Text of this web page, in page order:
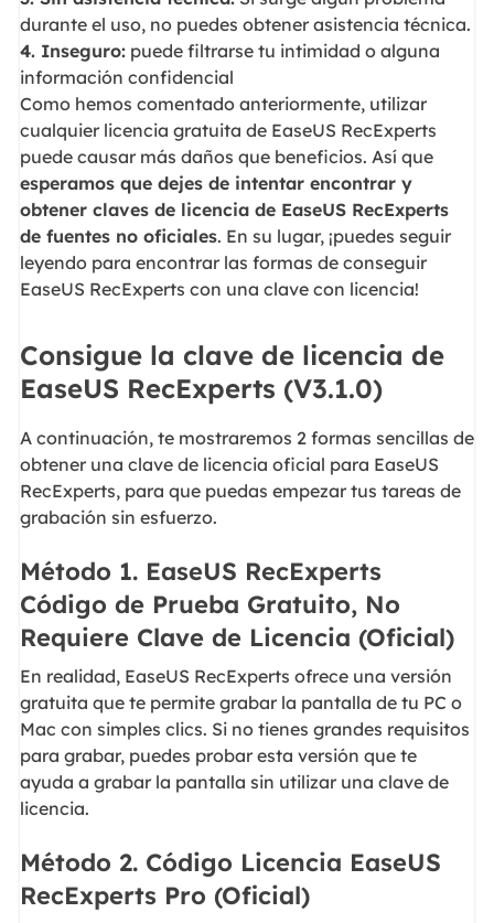
durante el uso, no puedes obtener asistencia técnica.
4. Inseguro:puede filtrarse tu intimidad o alguna
información confidencial
Como hemos comentado anteriormente, utilizar
cualquier licencia gratuita de EaseUS RecExperts
puede causar más daños que beneficios. Así que
esperamos que dejes de intentar encontrar y
obtener claves de licencia de EaseUS RecExperts
de fuentes no oficiales. En su lugar, ¡puedes seguir
leyendo para encontrar las formas de conseguir
EaseUS RecExperts con una clave con licencia!
Consigue la clave de licencia de
EaseUS RecExperts (V3.1.0)
A continuación, te mostraremos 2 formas sencillas de
obtener una clave de licencia oficial para EaseUS
RecExperts, para que puedas empezar tus tareas de
grabación sin esfuerzo.
Método 1. EaseUS RecExperts
Código de Prueba Gratuito, No
Requiere Clave de Licencia (Oficial)
En realidad, EaseUS RecExperts ofrece una versión
gratuita que te permite grabar la pantalla de tu PC o
Mac con simples clics. Si no tienes grandes requisitos
para grabar, puedes probar esta versión que te
ayuda a grabar la pantalla sin utilizar una clave de
licencia.
Método 2. Código Licencia EaseUS
RecExperts Pro (Oficial)